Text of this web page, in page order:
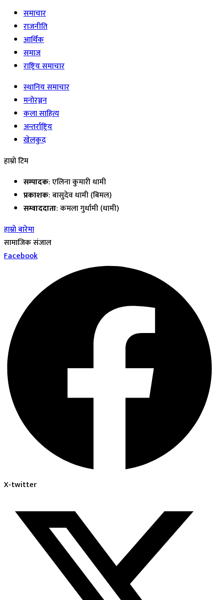
समाचार
राजनीति
आर्थिक
समाज
राष्ट्रिय समाचार
स्थानिय समाचार
मनोरञ्जन
कला साहित्य
अन्तर्राष्ट्रिय
खेलकुद
हाम्रो टिम
सम्पादक: एलिना कुमारी धामी
प्रकाशक: बासुदेव धामी (बिमल)
सम्वाददाता: कमला गुर्धामी (धामी)
हाम्रो बारेमा
सामाजिक संजाल
Facebook
X-twitter